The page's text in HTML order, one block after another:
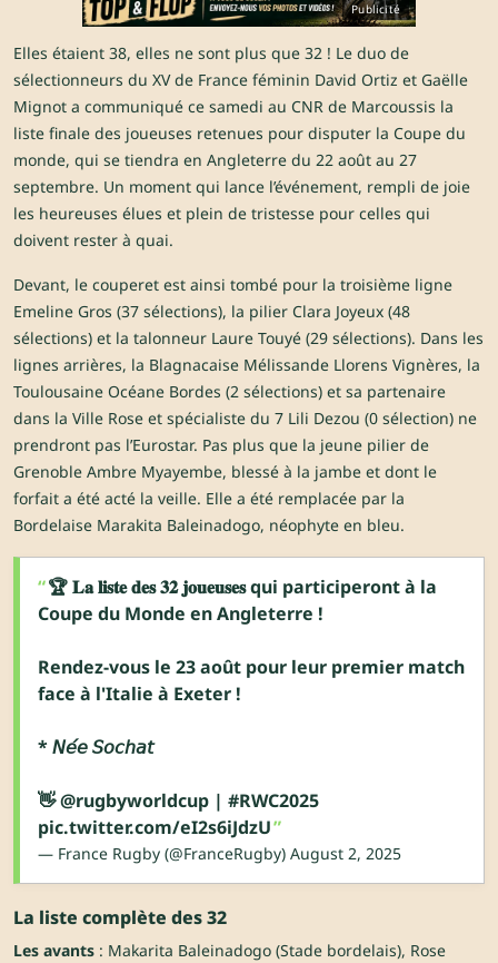
Publicité
Elles étaient 38, elles ne sont plus que 32 ! Le duo de
sélectionneurs du XV de France féminin David Ortiz et Gaëlle
Mignot a communiqué ce samedi au CNR de Marcoussis la
liste finale des joueuses retenues pour disputer la Coupe du
monde, qui se tiendra en Angleterre du 22 août au 27
septembre. Un moment qui lance l’événement, rempli de joie
les heureuses élues et plein de tristesse pour celles qui
doivent rester à quai.
Devant, le couperet est ainsi tombé pour la troisième ligne
Emeline Gros (37 sélections), la pilier Clara Joyeux (48
sélections) et la talonneur Laure Touyé (29 sélections). Dans les
lignes arrières, la Blagnacaise Mélissande Llorens Vignères, la
Toulousaine Océane Bordes (2 sélections) et sa partenaire
dans la Ville Rose et spécialiste du 7 Lili Dezou (0 sélection) ne
prendront pas l’Eurostar. Pas plus que la jeune pilier de
Grenoble Ambre Myayembe, blessé à la jambe et dont le
forfait a été acté la veille. Elle a été remplacée par la
Bordelaise Marakita Baleinadogo, néophyte en bleu.
🏆 𝐋𝐚 𝐥𝐢𝐬𝐭𝐞 𝐝𝐞𝐬 𝟑𝟐 𝐣𝐨𝐮𝐞𝐮𝐬𝐞𝐬 qui participeront à la
Coupe du Monde en Angleterre !
Rendez-vous le 23 août pour leur premier match
face à l'Italie à Exeter !
* 𝘕𝘦́𝘦 𝘚𝘰𝘤𝘩𝘢𝘵
👋@rugbyworldcup | #RWC2025
pic.twitter.com/eI2s6iJdzU
— France Rugby (@FranceRugby) August 2, 2025
La liste complète des 32
Les avants : Makarita Baleinadogo (Stade bordelais), Rose